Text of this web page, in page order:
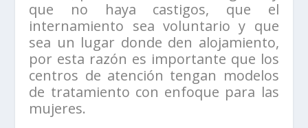
que no haya castigos, que el
internamiento sea voluntario y que
sea un lugar donde den alojamiento,
por esta razón es importante que los
centros de atención tengan modelos
de tratamiento con enfoque para las
mujeres.